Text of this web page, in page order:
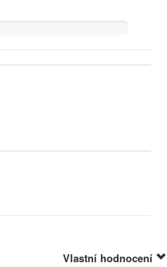
Vlastní hodnocení